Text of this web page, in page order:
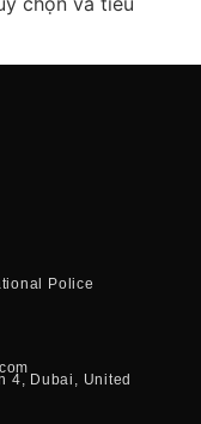
Police
4, Dubai, United